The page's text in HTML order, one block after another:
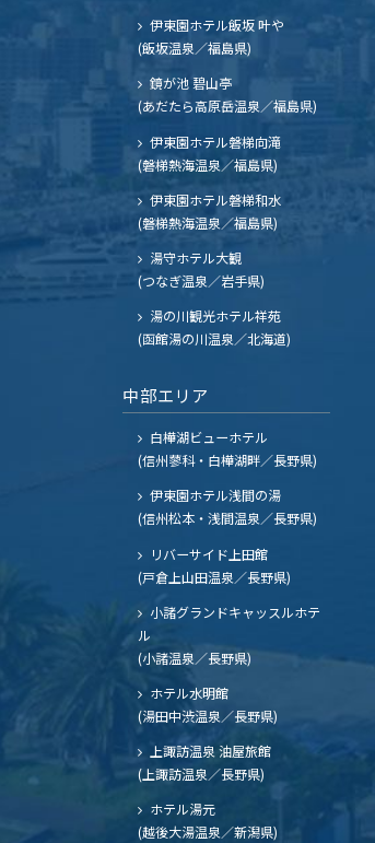
伊東園ホテル飯坂 叶や
(飯坂温泉／福島県)
鏡が池 碧山亭
(あだたら高原岳温泉／福島県)
伊東園ホテル磐梯向滝
(磐梯熱海温泉／福島県)
伊東園ホテル磐梯和水
(磐梯熱海温泉／福島県)
湯守ホテル大観
(つなぎ温泉／岩手県)
湯の川観光ホテル祥苑
(函館湯の川温泉／北海道)
中部エリア
白樺湖ビューホテル
(信州蓼科・白樺湖畔／長野県)
伊東園ホテル浅間の湯
(信州松本・浅間温泉／長野県)
リバーサイド上田館
(戸倉上山田温泉／長野県)
小諸グランドキャッスルホテ
ル
(小諸温泉／長野県)
ホテル水明館
(湯田中渋温泉／長野県)
上諏訪温泉 油屋旅館
(上諏訪温泉／長野県)
ホテル湯元
(越後大湯温泉／新潟県)